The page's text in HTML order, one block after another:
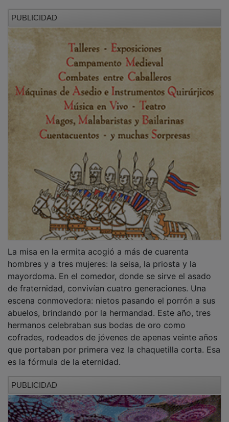
PUBLICIDAD
La misa en la ermita acogió a más de cuarenta
hombres y a tres mujeres: la seisa, la priosta y la
mayordoma. En el comedor, donde se sirve el asado
de fraternidad, convivían cuatro generaciones. Una
escena conmovedora: nietos pasando el porrón a sus
abuelos, brindando por la hermandad. Este año, tres
hermanos celebraban sus bodas de oro como
cofrades, rodeados de jóvenes de apenas veinte años
que portaban por primera vez la chaquetilla corta. Esa
es la fórmula de la eternidad.
PUBLICIDAD